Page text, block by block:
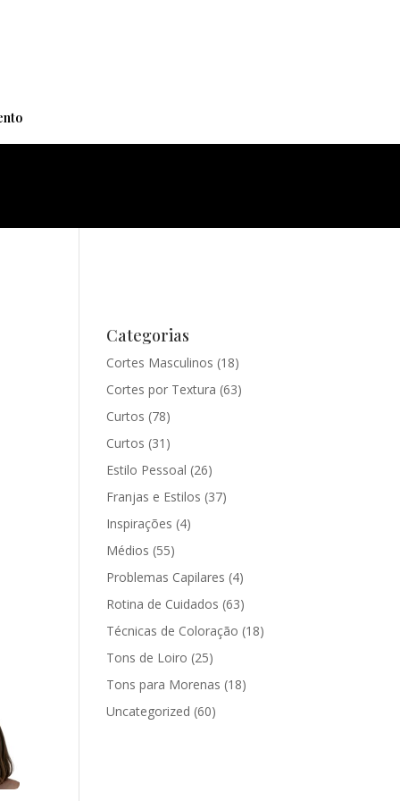
Categorias
Cortes Masculinos (18)
Cortes por Textura (63)
Curtos (78)
Curtos (31)
Estilo Pessoal (26)
Franjas e Estilos (37)
Inspirações (4)
Médios (55)
Problemas Capilares (4)
Rotina de Cuidados (63)
Técnicas de Coloração (18)
Tons de Loiro (25)
Tons para Morenas (18)
Uncategorized (60)